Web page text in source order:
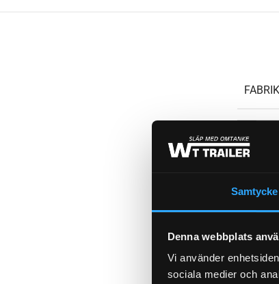
Samtycke
Denna webbplats
Vi använder
sociala medier och